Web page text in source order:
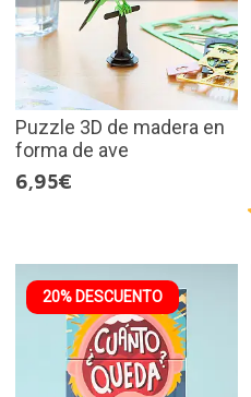
Puzzle 3D de madera en
forma de ave
6,95€
20% DESCUENTO